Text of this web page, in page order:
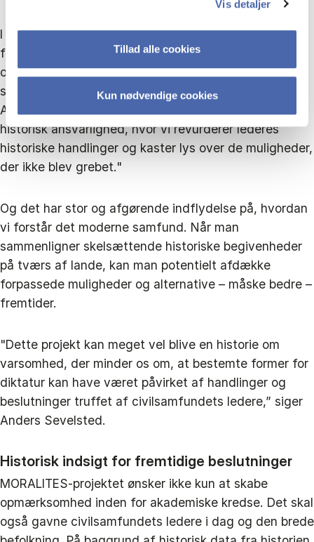
Vis detaljer
Tillad alle cookies
Kun nødvendige cookies
I sidste ende søger MORALITES-projektet at omskrive
fortællingen om historien og afdække hidtil uberørte
områder og give nye perspektiver på
samfundsinstitutioner, styreformer og socialpolitik.
Anders Sevelsted ser projektet som ”en rejse i
historisk ansvarlighed, hvor vi revurderer lederes
historiske handlinger og kaster lys over de muligheder,
der ikke blev grebet."
Og det har stor og afgørende indflydelse på, hvordan
vi forstår det moderne samfund. Når man
sammenligner skelsættende historiske begivenheder
på tværs af lande, kan man potentielt afdække
forpassede muligheder og alternative – måske bedre –
fremtider.
"Dette projekt kan meget vel blive en historie om
varsomhed, der minder os om, at bestemte former for
diktatur kan have været påvirket af handlinger og
beslutninger truffet af civilsamfundets ledere,” siger
Anders Sevelsted.
Historisk indsigt for fremtidige beslutninger
MORALITES-projektet ønsker ikke kun at skabe
opmærksomhed inden for akademiske kredse. Det skal
også gavne civilsamfundets ledere i dag og den brede